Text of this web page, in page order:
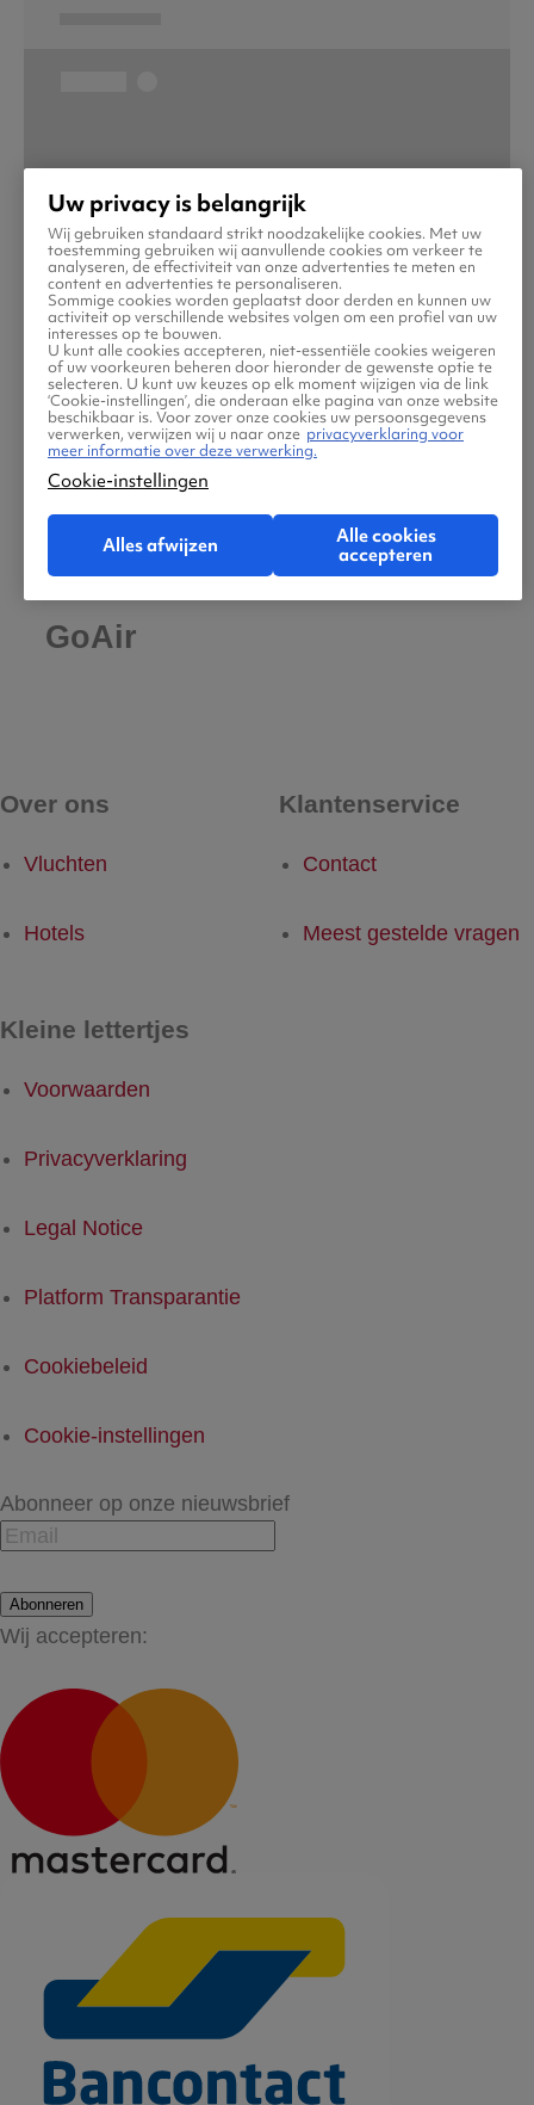
GoAir
Over ons
Vluchten
Hotels
Klantenservice
Contact
Meest gestelde vragen
Kleine lettertjes
Voorwaarden
Privacyverklaring
Legal Notice
Platform Transparantie
Cookiebeleid
Cookie-instellingen
Abonneer op onze nieuwsbrief
Abonneren
Wij accepteren:
Uw privacy is belangrijk
Wij gebruiken standaard strikt noodzakelijke cookies. Met uw
toestemming gebruiken wij aanvullende cookies om verkeer te
analyseren, de effectiviteit van onze advertenties te meten en
content en advertenties te personaliseren.
Sommige cookies worden geplaatst door derden en kunnen uw
activiteit op verschillende websites volgen om een profiel van uw
interesses op te bouwen.
U kunt alle cookies accepteren, niet-essentiële cookies weigeren
of uw voorkeuren beheren door hieronder de gewenste optie te
selecteren. U kunt uw keuzes op elk moment wijzigen via de link
‘Cookie-instellingen’, die onderaan elke pagina van onze website
beschikbaar is. Voor zover onze cookies uw persoonsgegevens
verwerken, verwijzen wij u naar onze privacyverklaring voor
meer informatie over deze verwerking.
Cookie-instellingen
Alles afwijzen
Alle cookies
accepteren